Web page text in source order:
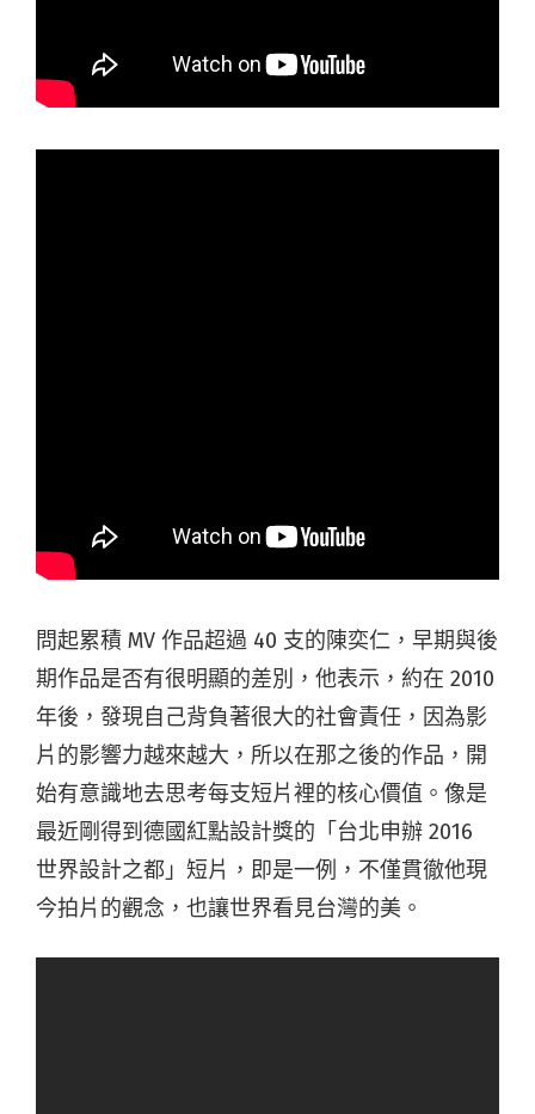
問起累積 MV 作品超過 40 支的陳奕仁，早期與後
期作品是否有很明顯的差別，他表示，約在 2010
年後，發現自己背負著很大的社會責任，因為影
片的影響力越來越大，所以在那之後的作品，開
始有意識地去思考每支短片裡的核心價值。像是
最近剛得到德國紅點設計獎的「台北申辦 2016
世界設計之都」短片，即是一例，不僅貫徹他現
今拍片的觀念，也讓世界看見台灣的美。